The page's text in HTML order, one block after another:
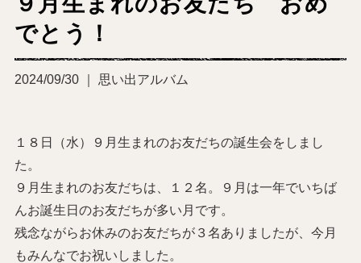
でとう！
2024/09/30 ｜ 思い出アルバム
１８日（水）９月生まれのお友だちの誕生会をしまし
た。
９月生まれのお友だちは、１２名。９月は一年でいちば
んお誕生日のお友だちが多い月です。
残念ながらお休みのお友だちが３名ありましたが、今月
もみんなでお祝いしました。